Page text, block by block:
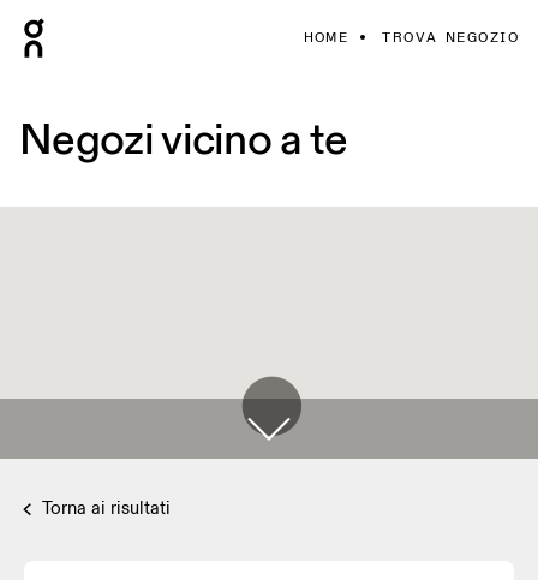
HOME TROVA NEGOZIO
Negozi vicino a te
Torna ai risultati